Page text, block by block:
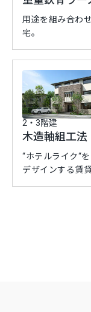
用途を組み合わ
宅。
2・3階建
木造軸組工法
“ホテルライク“
デザインする賃